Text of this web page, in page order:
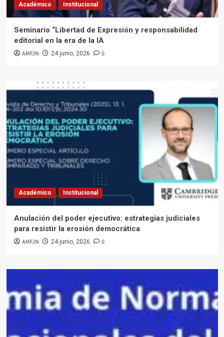
Académico Institucional
Seminario “Libertad de Expresión y responsabilidad
editorial en la era de la IA
AMFJN 24 junio, 2026 0
Académico Institucional
Anulación del poder ejecutivo: estrategias judiciales
para resistir la erosión democrática
AMFJN 24 junio, 2026 0